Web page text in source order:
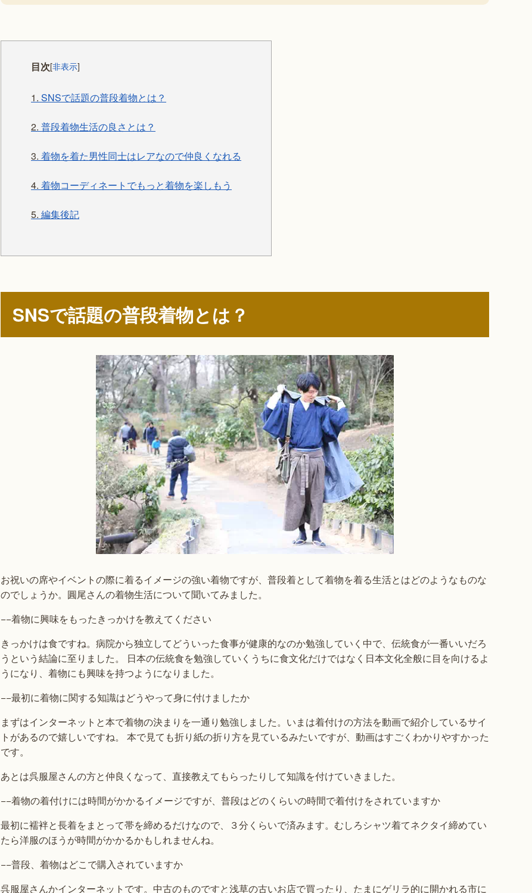
目次[非表示]
1. SNSで話題の普段着物とは？
2. 普段着物生活の良さとは？
3. 着物を着た男性同士はレアなので仲良くなれる
4. 着物コーディネートでもっと着物を楽しもう
5. 編集後記
SNSで話題の普段着物とは？
お祝いの席やイベントの際に着るイメージの強い着物ですが、普段着として着物を着る生活とはどのようなものな
のでしょうか。圓尾さんの着物生活について聞いてみました。
−−着物に興味をもったきっかけを教えてください
きっかけは食ですね。病院から独立してどういった食事が健康的なのか勉強していく中で、伝統食が一番いいだろ
うという結論に至りました。 日本の伝統食を勉強していくうちに食文化だけではなく日本文化全般に目を向けるよ
うになり、着物にも興味を持つようになりました。
−−最初に着物に関する知識はどうやって身に付けましたか
まずはインターネットと本で着物の決まりを一通り勉強しました。いまは着付けの方法を動画で紹介しているサイ
トがあるので嬉しいですね。 本で見ても折り紙の折り方を見ているみたいですが、動画はすごくわかりやすかった
です。
あとは呉服屋さんの方と仲良くなって、直接教えてもらったりして知識を付けていきました。
−−着物の着付けには時間がかかるイメージですが、普段はどのくらいの時間で着付けをされていますか
最初に襦袢と長着をまとって帯を締めるだけなので、３分くらいで済みます。むしろシャツ着てネクタイ締めてい
たら洋服のほうが時間がかかるかもしれませんね。
−−普段、着物はどこで購入されていますか
呉服屋さんかインターネットです。中古のものですと浅草の古いお店で買ったり、たまにゲリラ的に開かれる市に